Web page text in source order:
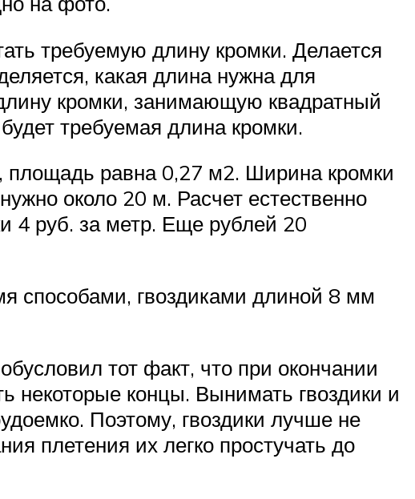
требуемую длину кромки. Делается
какая длина нужна для
кромки, занимающую квадратный
требуемая длина кромки.
площадь равна 0,27 м2. Ширина кромки
около 20 м. Расчет естественно
4 руб. за метр. Еще рублей 20
способами, гвоздиками длиной 8 мм
тот факт, что при окончании
некоторые концы. Вынимать гвоздики и
Поэтому, гвоздики лучше не
плетения их легко простучать до